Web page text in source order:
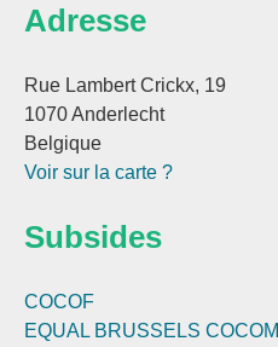
Adresse
Rue Lambert Crickx, 19
1070 Anderlecht
Belgique
Voir sur la carte ?
Subsides
COCOF
EQUAL BRUSSELS COCOM